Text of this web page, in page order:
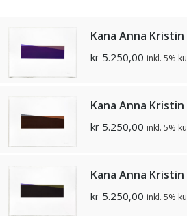
Kana Anna
kr 5.250,00 inkl. 5%
Kana Anna
kr 5.250,00 inkl. 5%
Kana Anna
kr 5.250,00 inkl. 5%